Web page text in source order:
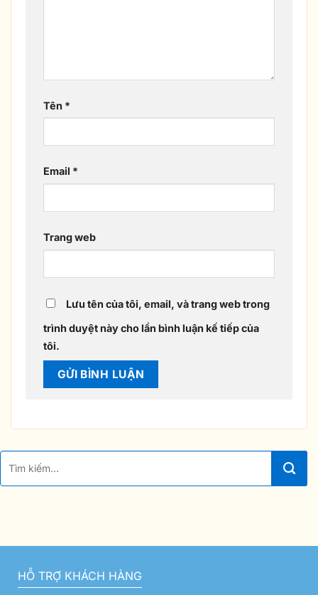
Tên *
Email *
Trang web
Lưu tên của tôi, email, và trang web trong
trình duyệt này cho lần bình luận kế tiếp của
tôi.
HỖ TRỢ KHÁCH HÀNG